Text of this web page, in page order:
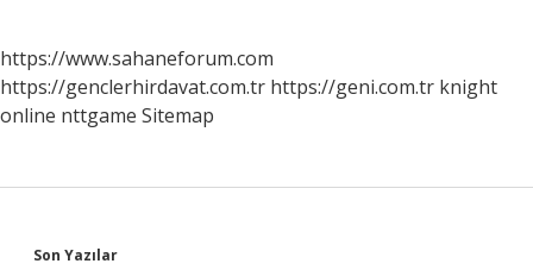
https://www.sahaneforum.com
https://genclerhirdavat.com.tr https://geni.com.tr knight
online nttgame Sitemap
Son Yazılar